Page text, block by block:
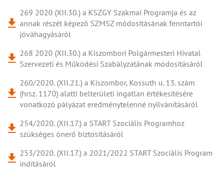
269 2020 (XII.30.) a KSZGY Szakmai Programja és az
annak részét képező SZMSZ módosításának fenntartói
jóváhagyásáról
268 2020 (XII.30.) a Kiszombori Polgármesteri Hivatal
Szervezeti és Működési Szabályzatának módosításáról
260/2020. (XII.21.) a Kiszombor, Kossuth u. 13. szám
(hrsz. 1170) alatti belterületi ingatlan értékesítésére
vonatkozó pályázat eredménytelenné nyilvánításáról
254/2020. (XII.17.) a START Szociális Programhoz
szükséges önerő biztosításáról
253/2020. (XII.17.) a 2021/2022 START Szociális Program
indításáról